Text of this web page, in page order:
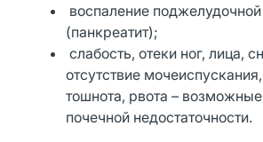
воспаление
(панкреатит);
слабость, отеки ног, лица,
отсутствие
тошнота, рвота –
почечной недостаточности.